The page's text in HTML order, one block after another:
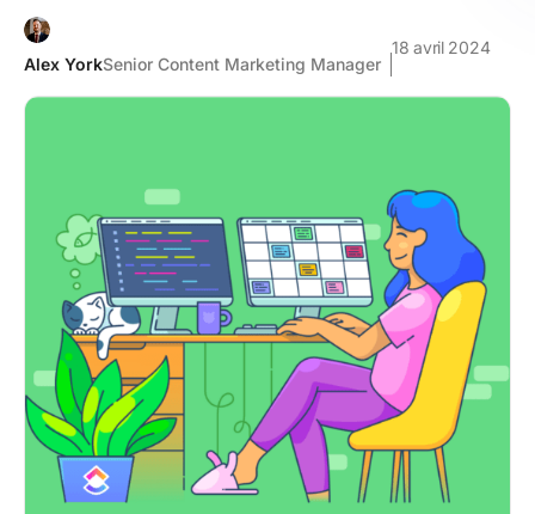
Alex YorkSenior Content Marketing Manager
18 avril 2024